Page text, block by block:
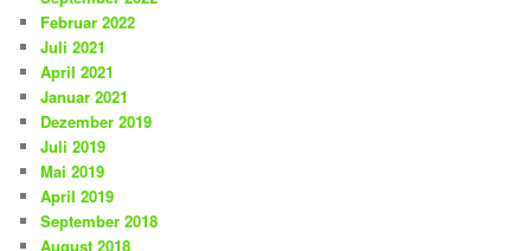
Februar 2022
Juli 2021
April 2021
Januar 2021
Dezember 2019
Juli 2019
Mai 2019
April 2019
September 2018
August 2018